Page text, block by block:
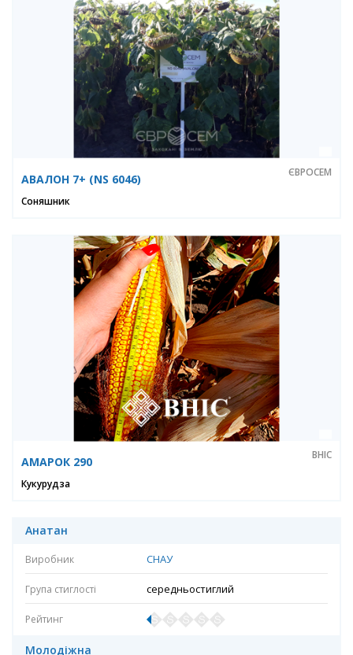
АВАЛОН 7+ (NS 6046) ЄВРОСЕМ
Соняшник
АМАРОК 290 ВНІС
Кукурудза
Анатан
СНАУ
середньостиглий
Молодіжна